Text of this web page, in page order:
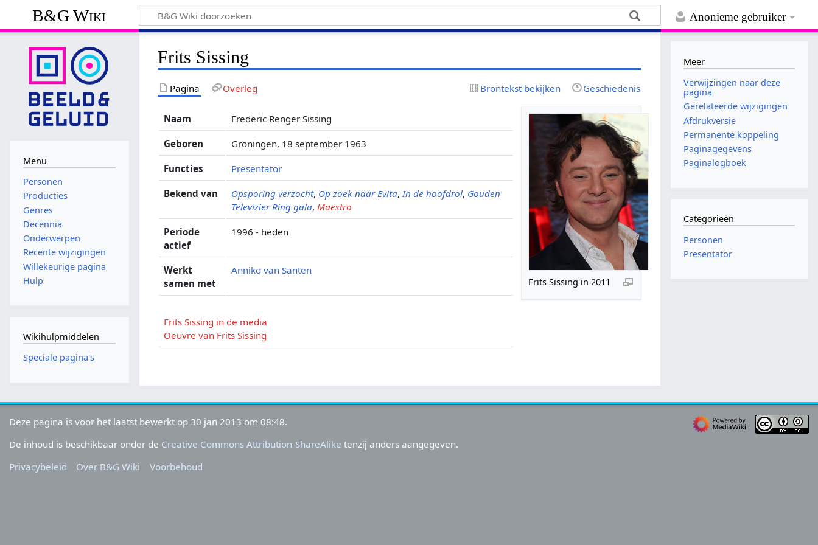
Anonieme gebruiker
B&G Wiki
Frits Sissing
Pagina Overleg Brontekst bekijken Geschiedenis
Frits Sissing in 2011
Naam Frederic Renger Sissing
Geboren Groningen, 18 september 1963
Functies Presentator
Bekend van Opsporing verzocht, Op zoek naar Evita, In de hoofdrol, Gouden
Televizier Ring gala, Maestro
Periode
actief
1996 - heden
Werkt
samen met
Anniko van Santen
Frits Sissing in de media
Oeuvre van Frits Sissing
Menu
Personen
Producties
Genres
Decennia
Onderwerpen
Recente wijzigingen
Willekeurige pagina
Hulp
Wikihulpmiddelen
Speciale pagina's
Meer
Verwijzingen naar deze
pagina
Gerelateerde wijzigingen
Afdrukversie
Permanente koppeling
Paginagegevens
Paginalogboek
Categorieën
Personen
Presentator
Deze pagina is voor het laatst bewerkt op 30 jan 2013 om 08:48.
De inhoud is beschikbaar onder de Creative Commons Attribution-ShareAlike tenzij anders aangegeven.
Privacybeleid
Over B&G Wiki Voorbehoud